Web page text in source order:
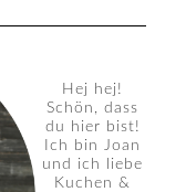
Hej hej!
Schön, dass
du hier bist!
Ich bin Joan
und ich liebe
Kuchen &